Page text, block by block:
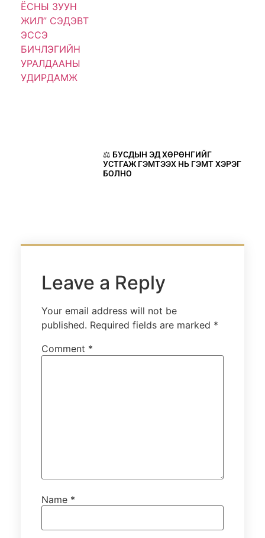
⚖️ БУСДЫН ЭД ХӨРӨНГИЙГ
УСТГАЖ ГЭМТЭЭХ НЬ ГЭМТ ХЭРЭГ
БОЛНО
Leave a Reply
Your email address will not be
published. Required fields are marked *
Comment *
Name *